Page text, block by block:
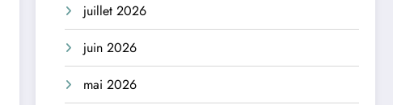
juillet 2026
juin 2026
mai 2026